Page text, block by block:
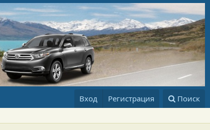
Вход Регистрация Поиск